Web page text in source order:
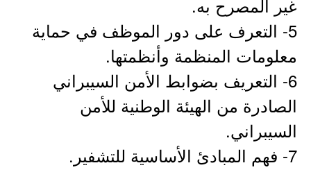
غير المصرح به.
5- التعرف على دور الموظف في حماية
معلومات المنظمة وأنظمتها.
6- التعريف بضوابط الأمن السيبراني
الصادرة من الهيئة الوطنية للأمن
السيبراني.
7- فهم المبادئ الأساسية للتشفير.